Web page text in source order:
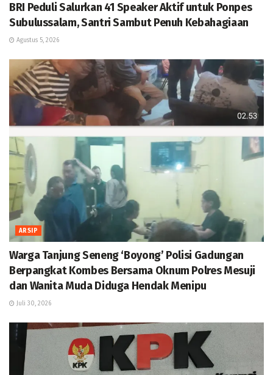
BRI Peduli Salurkan 41 Speaker Aktif untuk Ponpes
Subulussalam, Santri Sambut Penuh Kebahagiaan
Agustus 5, 2026
ARSIP
Warga Tanjung Seneng ‘Boyong’ Polisi Gadungan
Berpangkat Kombes Bersama Oknum Polres Mesuji
dan Wanita Muda Diduga Hendak Menipu
Juli 30, 2026